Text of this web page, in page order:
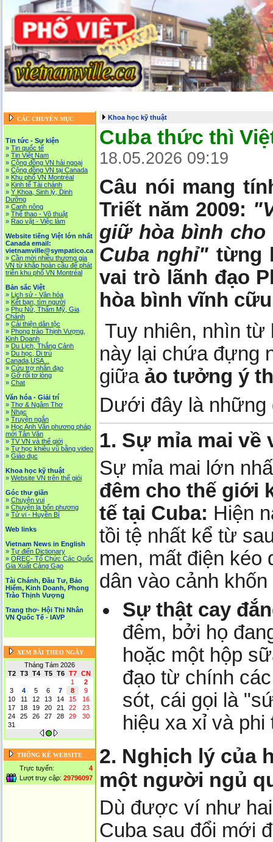
CÁC CHUYÊN MỤC
Tin tức - Sự kiện
» Tin quốc tế
» Tin Việt Nam
» Cộng đồng VN hải ngoại
» Cộng đồng VN tại Canada
» Khu phố VN Montréal
» Kinh tế Tài chánh
» Y Khoa, Sinh lý, Dinh
Dưỡng
» Canh nông
» Thể thao - Võ thuật
» Rao vặt - Việc làm
Website tiếng Việt lớn nhất
Canada email:
vietnamville@sympatico.ca
» Cần mời nhiều thương gia
VN từ khắp hoàn cầu để phát
triễn khu phố VN Montréal
Bản sắc Việt
» Lịch sử - Văn hóa
» Kết bạn, tìm người
» Phụ Nữ, Thẩm Mỹ, Gia
Chánh
» Cải thiện dân tộc
» Phong trào Thịnh Vượng,
Kinh Doanh
» Du Lịch, Thắng Cảnh
» Du học, Di trú
Canada,USA...
» Cứu trợ nhân đạo
» Gỡ rối tơ lòng
» Chat
Văn hóa - Giải trí
» Thơ & Ngâm Thơ
» Nhạc
» Truyện ngắn
» Học Anh Văn phương pháp
mới Tân Văn
» TV VN và thế giới
» Tự học khiêu vũ bằng video
» Giáo dục
Khoa học kỹ thuật
» Website VN trên thế giói
Góc thư giãn
» Chuyện vui
» Chuyện lạ bốn phương
» Tử vi - Huyền Bí
Web links
Vietnam News in English
» Tự điển Dictionary
» OREC- Tố Chức Các Quốc
Gia Xuất Cảng Gạo
Tài Chánh, Đầu Tư, Bảo
Hiểm, Kinh Doanh, Phong
Trào Thịnh Vượng
Trang thơ- Hội Thi Nhân
VN Quốc Tế - IAVP
XEM BÀI THEO NGÀY
Tháng Tám 2026
T2
T3 T4 T5 T6 T7
CN
1
2
3
4 5 6 7 8
9
10
11 12 13 14 15
16
17
18 19 20 21 22
23
24
25 26 27 28 29
30
31
THỐNG KÊ WEBSITE
Trực tuyến:
4
Lượt truy cập: 29796097
Khoa học kỹ thuật
Cuba thức thì
18.05.2026 09:19
Câu nói mang
Triết năm 2009:
giữ hòa bình cho
Cuba nghỉ" từng
vai trò lãnh đạo
hòa bình vĩnh
Tuy nhiên, nhìn từ
này lại chứa đựng
giữa ảo tưởng ý
Dưới đây là những
1. Sự mỉa mai
Sự mỉa mai lớn
đêm cho thế giới
tế tại Cuba: Hiện
tồi tệ nhất kể từ
men, mất điện kéo
dân vào cảnh khốn
Sự thật cay
đêm, bởi họ
hoặc một hộp
đạo từ chính
sót, cái gọi là
hiệu xa xỉ và
2. Nghịch lý của
một người ngủ
Dù được ví như
Cuba sau đổi mới